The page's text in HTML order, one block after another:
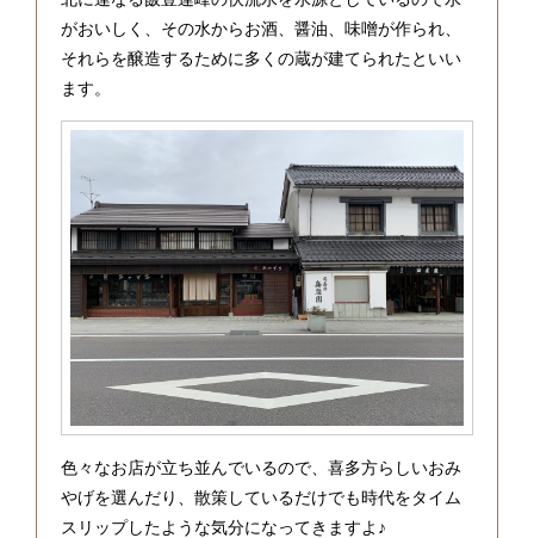
がおいしく、その水からお酒、醤油、味噌が作られ、
それらを醸造するために多くの蔵が建てられたといい
ます。
色々なお店が立ち並んでいるので、喜多方らしいおみ
やげを選んだり、散策しているだけでも時代をタイム
スリップしたような気分になってきますよ♪